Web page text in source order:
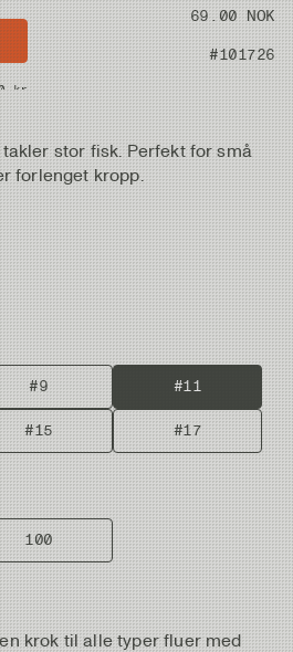
69.00 NOK
#101726
stor fisk. Perfekt for små
forlenget kropp.
#9 #11
#15 #17
100
kr
krok til alle typer fluer med